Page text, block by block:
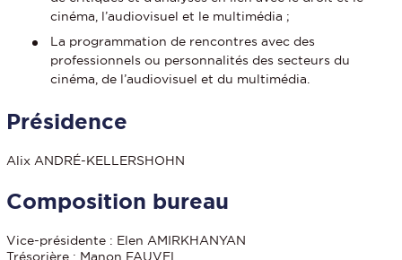
cinéma, l’audiovisuel et le multimédia ;
La programmation de rencontres avec des
professionnels ou personnalités des secteurs du
cinéma, de l’audiovisuel et du multimédia.
Présidence
Alix ANDRÉ-KELLERSHOHN
Composition bureau
Vice-présidente : Elen AMIRKHANYAN
Trésorière : Manon FAUVEL